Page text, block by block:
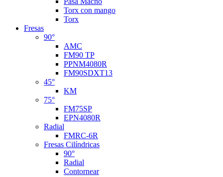
Torx con mango
Torx
Fresas
90°
AMC
FM90 TP
PPNM4080R
FM90SDXT13
45°
KM
75°
FM75SP
EPN4080R
Radial
FMRC-6R
Fresas Cilíndricas
90°
Radial
Contornear